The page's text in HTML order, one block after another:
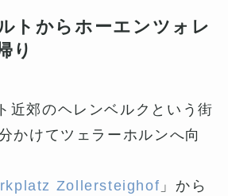
トからホーエンツォレ
り
近郊のヘレンベルクという街
かけてツェラーホルンへ向
Zollersteighof 」から